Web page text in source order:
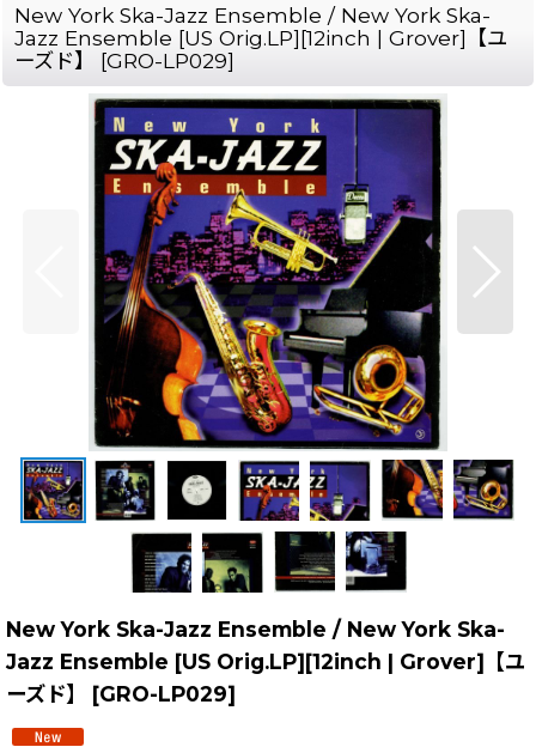
New York Ska-Jazz Ensemble / New York Ska-
Jazz Ensemble [US Orig.LP][12inch | Grover]【ユ
ーズド】
[GRO-LP029]
New York Ska-Jazz Ensemble / New York Ska-
Jazz Ensemble [US Orig.LP][12inch | Grover]【ユ
ーズド】
[GRO-LP029]